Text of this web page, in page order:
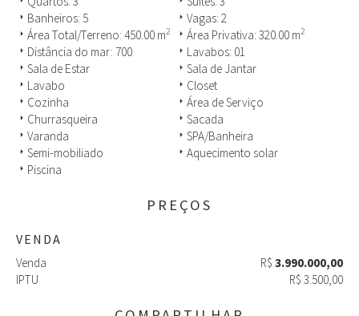
de acesso exclusivo a alameda.
Esta casa em Jurerê conta ainda com uma linda área de lazer,
aconchegantes, com muitas plantas, ar natural e ambientes
amplos que geram conforto e bem estar.
arrow_right Banheiros: 5 arrow_right Vagas: 2
arrow_right Área Total/Terreno: 450.00 m2 arrow_right Área Privativa: 320.00 m2
arrow_right Distância do mar: 700 arrow_right Lavabos: 01
arrow_right Sala de Estar arrow_right Sala de Jantar
arrow_right Lavabo arrow_right Closet
arrow_right Cozinha arrow_right Área de Serviço
arrow_right Churrasqueira arrow_right Sacada
arrow_right Varanda arrow_right SPA/Banheira
arrow_right Semi-mobiliado arrow_right Aquecimento solar
arrow_right Piscina
PREÇOS
VENDA
Venda R$ 3.990.000,00
IPTU
R$ 3.500,00